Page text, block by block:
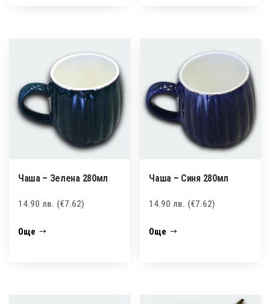
Чаша – Зелена 280мл
14.90 лв. (€7.62)
Още
Чаша – Синя 280мл
14.90лв. (€7.62)
Още